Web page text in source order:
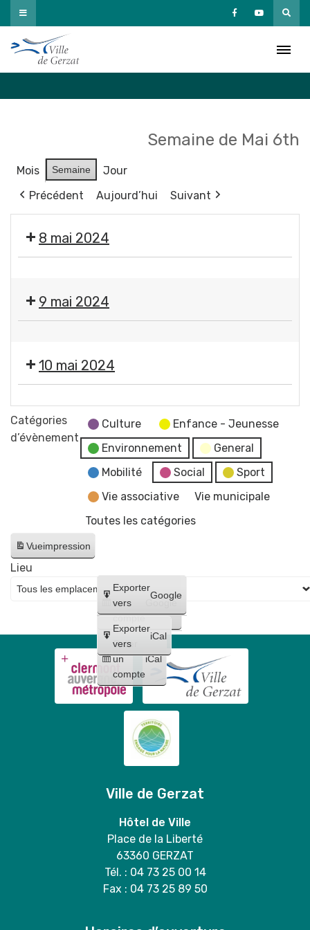
Passer
au
contenu
Semaine de Mai 6th
Mois Semaine
Jour
Précédent
Aujourd’hui Suivant
8 mai 2024
des
services
9 mai 2024
des
services
municipaux
10 mai 2024
Fermeture
des
Catégories
d’évènement
Culture
Enfance - Jeunesse
Environnement
General
Mobilité
Social
Sport
Vie associative
Vie municipale
Toutes les catégories
Vueimpression
Créer
un
compte
Google
Créer
un
compte
iCal
Exporter
vers
Google
Exporter
vers
iCal
Lieu
Ville de Gerzat
Hôtel de Ville
Place de la Liberté
63360 GERZAT
Tél. : 04 73 25 00 14
Fax : 04 73 25 89 50